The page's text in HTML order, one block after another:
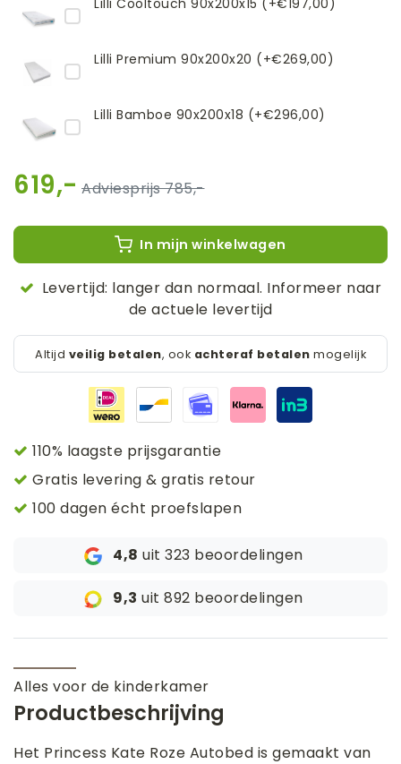
Lilli Cooltouch 90x200x15 (+€197,00)
Lilli Premium 90x200x20 (+€269,00)
Lilli Bamboe 90x200x18 (+€296,00)
619,- 785,-
In mijn winkelwagen
Levertijd: langer dan normaal. Informeer naar
de actuele levertijd
Altijd veilig betalen, ook achteraf betalen mogelijk
110% laagste prijsgarantie
Gratis levering & gratis retour
100 dagen écht proefslapen
4,8 uit 323 beoordelingen
9,3 uit 892 beoordelingen
Alles voor de kinderkamer
Productbeschrijving
Het Princess Kate Roze Autobed is gemaakt van